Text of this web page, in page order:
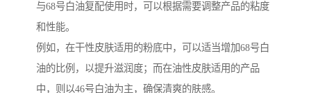
与68号白油复配使用时，可以根据需要调整产品的粘度
和性能。
例如，在干性皮肤适用的粉底中，可以适当增加68号白
油的比例，以提升滋润度；而在油性皮肤适用的产品
中，则以46号白油为主，确保清爽的肤感。